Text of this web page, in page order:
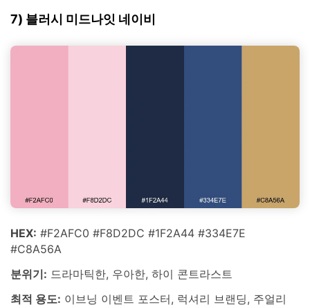
7) 블러시 미드나잇 네이비
HEX: #F2AFC0 #F8D2DC #1F2A44 #334E7E
#C8A56A
분위기: 드라마틱한, 우아한, 하이 콘트라스트
최적 용도: 이브닝 이벤트 포스터, 럭셔리 브랜딩, 주얼리